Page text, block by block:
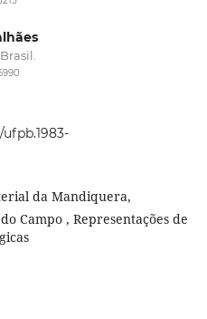
da Mandiquera,
Campo , Representações de